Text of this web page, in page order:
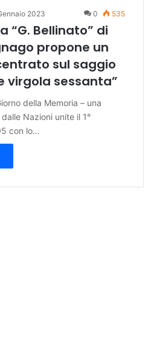
2023 0 535
“G. Bellinato” di
propone un
sul saggio
virgola sessanta”
della Memoria – una
Nazioni unite il 1°
con lo…